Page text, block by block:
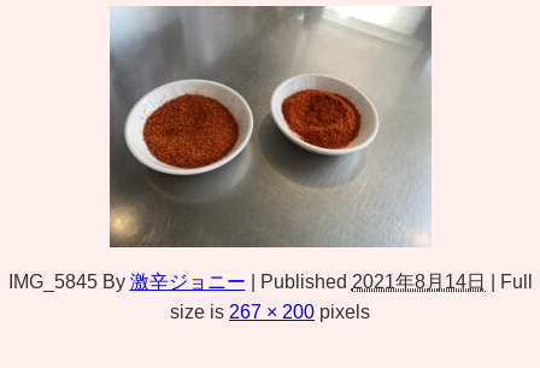
IMG_5845 By 激辛ジョニー Published 2021年8月14日
Full
size is 267 × 200 pixels